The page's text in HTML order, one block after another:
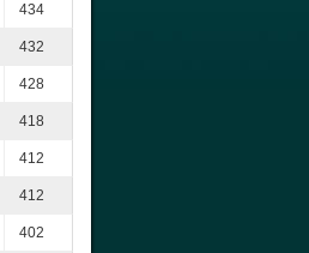
434
432
428
418
412
412
402